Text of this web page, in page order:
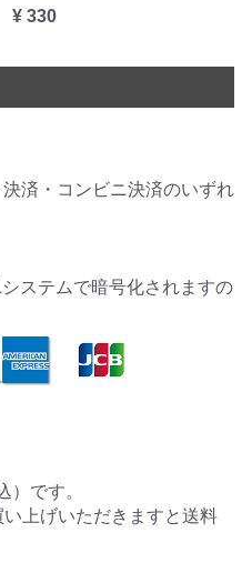
¥ 330
済・コンビニ決済のいずれ
ステムで暗号化されますの
）です。
い上げいただきますと送料